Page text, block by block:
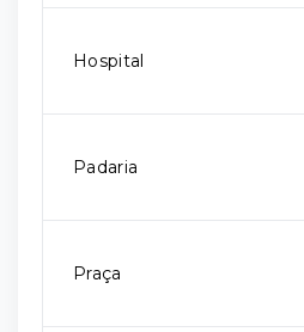
Hospital
Padaria
Praça